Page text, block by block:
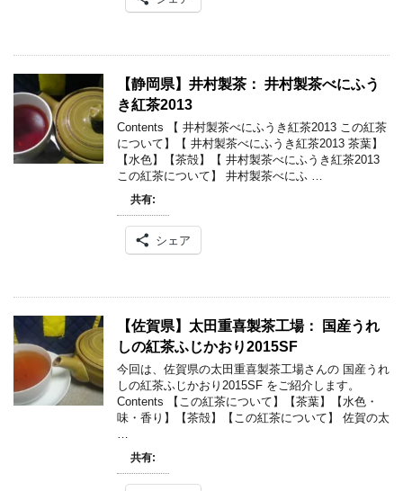
【静岡県】井村製茶： 井村製茶べにふう
き紅茶2013
Contents 【 井村製茶べにふうき紅茶2013 この紅茶
について】【 井村製茶べにふうき紅茶2013 茶葉】
【水色】【茶殻】【 井村製茶べにふうき紅茶2013
この紅茶について】 井村製茶べにふ …
共有:
シェア
【佐賀県】太田重喜製茶工場： 国産うれ
しの紅茶ふじかおり2015SF
今回は、佐賀県の太田重喜製茶工場さんの 国産うれ
しの紅茶ふじかおり2015SF をご紹介します。
Contents 【この紅茶について】【茶葉】【水色・
味・香り】【茶殻】【この紅茶について】 佐賀の太
…
共有: